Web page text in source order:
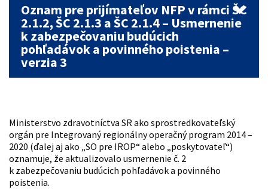
Oznam pre prijímateľov NFP v rámci ŠC
2.1.2, ŠC 2.1.3 a ŠC 2.1.4 – Usmernenie
k zabezpečovaniu budúcich
pohľadávok a povinného poistenia –
verzia 3
Ministerstvo zdravotníctva SR ako sprostredkovateľský
orgán pre Integrovaný regionálny operačný program 2014 –
2020 (ďalej aj ako „SO pre IROP“ alebo „poskytovateľ“)
oznamuje, že aktualizovalo usmernenie č. 2
k zabezpečovaniu budúcich pohľadávok a povinného
poistenia.